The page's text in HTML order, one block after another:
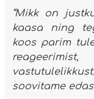
“Mikk on
kaasa ning
koos parim
soovitame